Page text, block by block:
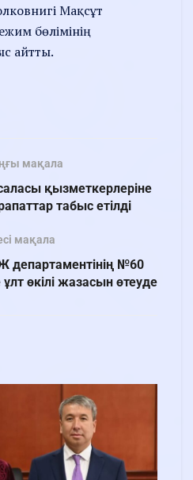
Мақсұт
бөлімінің
айтты.
мақала
қызметкерлеріне
табыс етілді
мақала
№60
өкілі жазасын өтеуде